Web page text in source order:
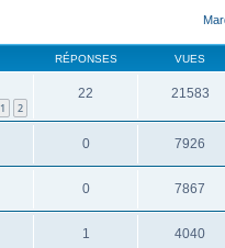
RÉPONSES VUES
1 2
22 21583
0 7926
0 7867
1 4040